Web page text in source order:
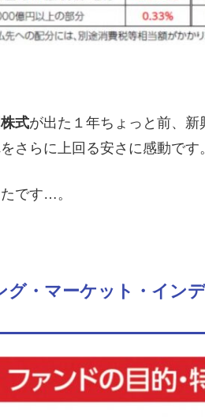
式が出た１年ちょっと前、新
さらに上回る安さに感動です。
です…。
グ・マーケット・イン